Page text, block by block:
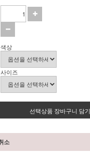
색상
사이즈
선택상품 장바구니 담기
소